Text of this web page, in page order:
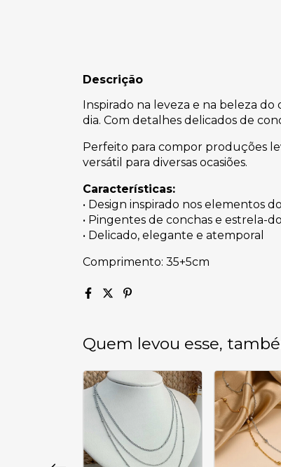
Descrição
Inspirado na leveza e na beleza
dia. Com detalhes delicados de
Perfeito para compor produções
versátil para diversas ocasiões.
Características:
• Design inspirado nos elementos
• Pingentes de conchas e estrela-
• Delicado, elegante e atemporal
Comprimento: 35+5cm
Quem levou esse,